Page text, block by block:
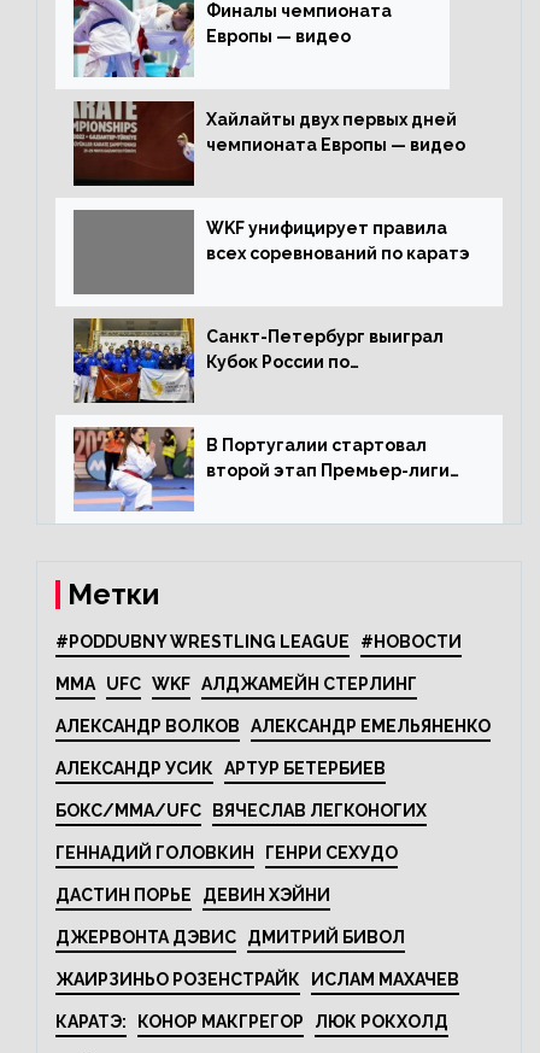
Финалы чемпионата
Европы — видео
Хайлайты двух первых дней
чемпионата Европы — видео
WKF унифицирует правила
всех соревнований по каратэ
Санкт-Петербург выиграл
Кубок России по
В Португалии стартовал
второй этап Премьер-лиги
Метки
#PODDUBNY WRESTLING LEAGUE #НОВОСТИ
MMA UFC WKF АЛДЖАМЕЙН СТЕРЛИНГ
АЛЕКСАНДР ВОЛКОВ АЛЕКСАНДР ЕМЕЛЬЯНЕНКО
АЛЕКСАНДР УСИК АРТУР БЕТЕРБИЕВ
БОКС/MMA/UFC ВЯЧЕСЛАВ ЛЕГКОНОГИХ
ГЕННАДИЙ ГОЛОВКИН ГЕНРИ СЕХУДО
ДАСТИН ПОРЬЕ ДЕВИН ХЭЙНИ
ДЖЕРВОНТА ДЭВИС ДМИТРИЙ БИВОЛ
ЖАИРЗИНЬО РОЗЕНСТРАЙК ИСЛАМ МАХАЧЕВ
КАРАТЭ: КОНОР МАКГРЕГОР ЛЮК РОКХОЛД